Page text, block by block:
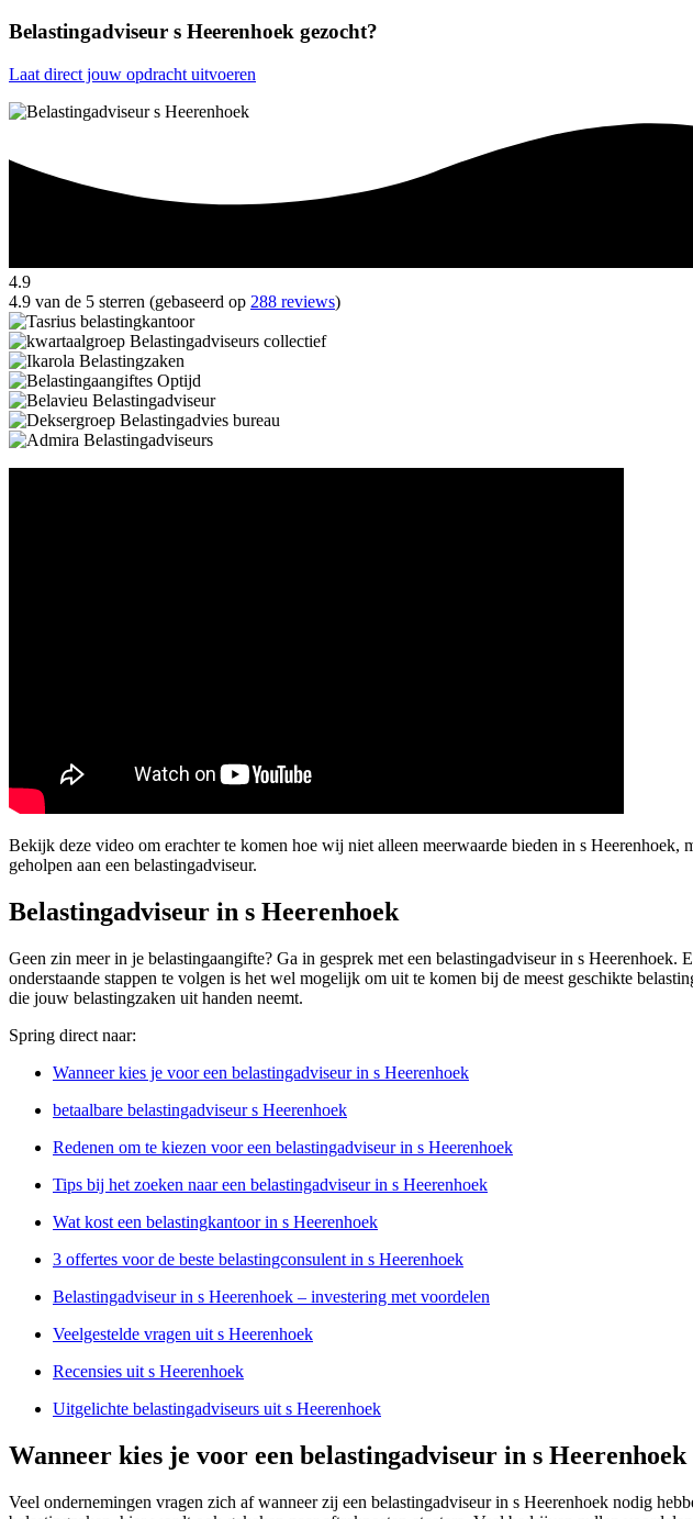
Belastingadviseur s Heerenhoek gezocht?
Laat direct jouw opdracht uitvoeren
4.9
4.9 van de 5 sterren (gebaseerd op 288 reviews)
Bekijk deze video om erachter te komen hoe wij niet alleen meerwaarde bieden in s
geholpen aan een belastingadviseur.
Belastingadviseur in s Heerenhoek
Geen zin meer in je belastingaangifte? Ga in gesprek met een belastingadviseur in s
onderstaande stappen te volgen is het wel mogelijk om uit te komen bij de meest geschikte
die jouw belastingzaken uit handen neemt.
Spring direct naar:
Wanneer kies je voor een belastingadviseur in s Heerenhoek
betaalbare belastingadviseur s Heerenhoek
Redenen om te kiezen voor een belastingadviseur in s Heerenhoek
Tips bij het zoeken naar een belastingadviseur in s Heerenhoek
Wat kost een belastingkantoor in s Heerenhoek
3 offertes voor de beste belastingconsulent in s Heerenhoek
Belastingadviseur in s Heerenhoek – investering met voordelen
Veelgestelde vragen uit s Heerenhoek
Recensies uit s Heerenhoek
Uitgelichte belastingadviseurs uit s Heerenhoek
Wanneer kies je voor een belastingadviseur in s Heerenhoek
Veel ondernemingen vragen zich af wanneer zij een belastingadviseur in s Heerenhoek nodig